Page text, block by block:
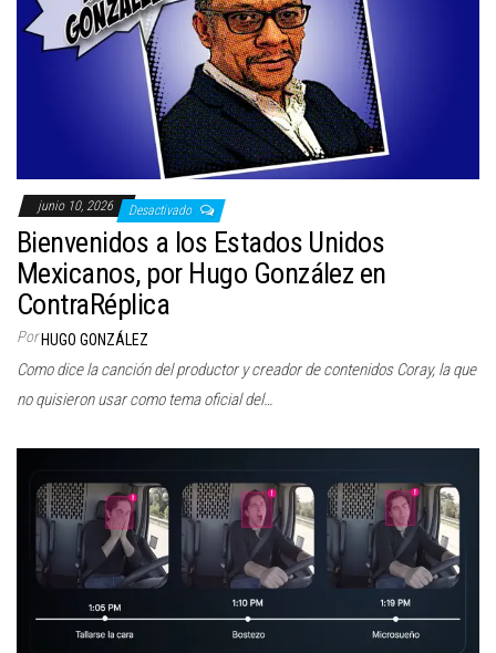
junio 10, 2026 Desactivado
Bienvenidos a los Estados Unidos
Mexicanos, por Hugo González en
ContraRéplica
Por HUGO GONZÁLEZ
Como dice la canción del productor y creador de contenidos Coray, la que
no quisieron usar como tema oficial del…